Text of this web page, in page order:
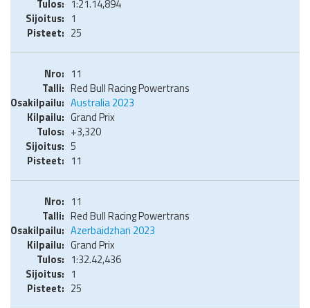
1:21.14,894
1
25
11
Red Bull Racing Powertrans
Australia 2023
Grand Prix
+3,320
5
11
11
Red Bull Racing Powertrans
Azerbaidzhan 2023
Grand Prix
1:32.42,436
1
25